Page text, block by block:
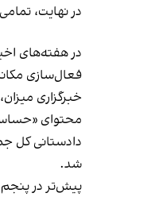
در نهایت،
در هفته‌های
فعال‌سازی
خبرگزاری
محتوای
دادستانی کل
شد.
پیش‌تر در پنجم